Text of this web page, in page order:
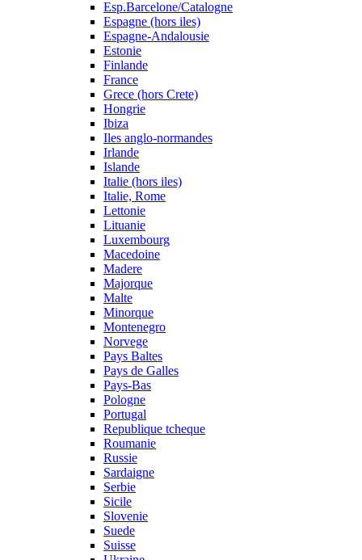
Esp.Barcelone/Catalogne
Espagne (hors iles)
Espagne-Andalousie
Estonie
Finlande
France
Grece (hors Crete)
Hongrie
Ibiza
Iles anglo-normandes
Irlande
Islande
Italie (hors iles)
Italie, Rome
Lettonie
Lituanie
Luxembourg
Macedoine
Madere
Majorque
Malte
Minorque
Montenegro
Norvege
Pays Baltes
Pays de Galles
Pays-Bas
Pologne
Portugal
Republique tcheque
Roumanie
Russie
Sardaigne
Serbie
Sicile
Slovenie
Suede
Suisse